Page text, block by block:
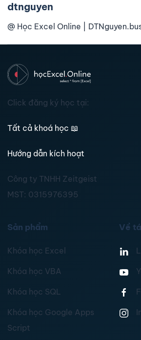
dtnguyen
@ Học Excel Online |
Click đăng ký học tại:
Tất cả khoá học 📖
Hướng dẫn kích hoạt
Công ty TNHH Zeitgeist
MST: 0315976395
Sản phẩm
Khóa học Excel
Khóa học VBA
Khóa học SQL
Khóa học Google Apps
Script
Về